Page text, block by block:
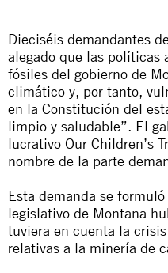
Dieciséis demandantes
alegado que las políticas
fósiles del gobierno de
climático y, por tanto,
en la Constitución del
limpio y saludable”. El
lucrativo Our Children’s
nombre de la parte
Esta demanda se
legislativo de Montana
tuviera en cuenta la
relativas a la minería de